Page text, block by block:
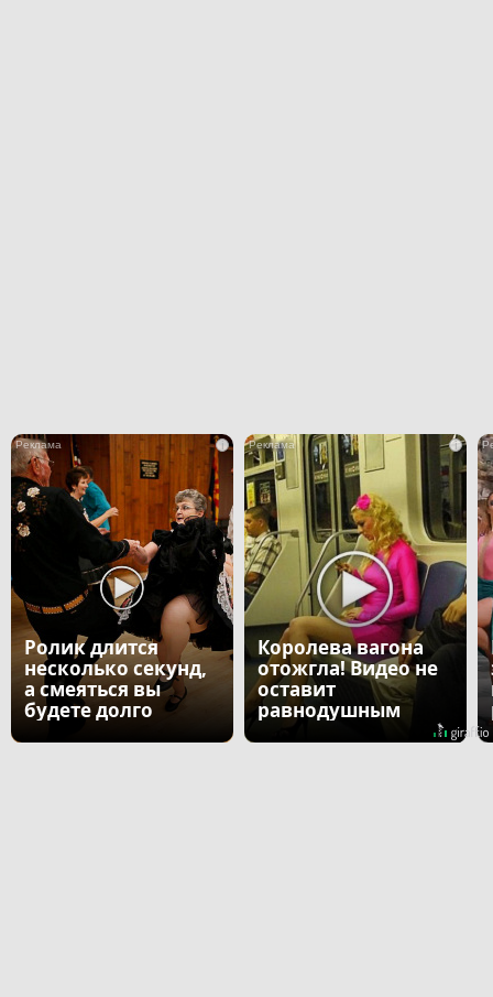
i
Ролик длится
несколько секунд,
а смеяться вы
будете долго
i
Королева вагона
отожгла! Видео не
оставит
равнодушным